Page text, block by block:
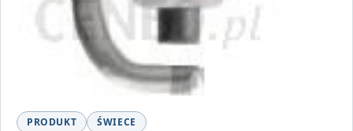
PRODUKT ŚWIECE